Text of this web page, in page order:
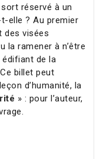
réservé à un
elle ? Au premier
des visées
la ramener à n’être
édifiant de la
billet peut
d’humanité, la
» : pour l’auteur,